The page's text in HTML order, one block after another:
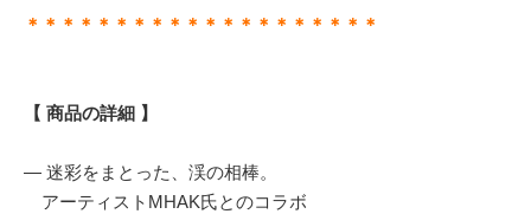
＊＊＊＊＊＊＊＊＊＊＊＊＊＊＊＊＊＊＊＊
【 商品の詳細 】
— 迷彩をまとった、渓の相棒。
アーティストMHAK氏とのコラボ